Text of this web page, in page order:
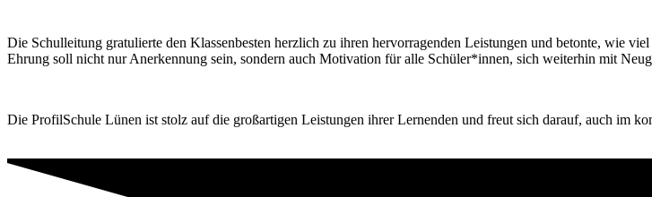
Die Schulleitung gratulierte den Klassenbesten herzlich zu ihren hervorragenden Leistungen und betonte, wie
Ehrung soll nicht nur Anerkennung sein, sondern auch Motivation für alle Schüler*innen, sich weiterhin mit
Die ProfilSchule Lünen ist stolz auf die großartigen Leistungen ihrer Lernenden und freut sich darauf, auch im